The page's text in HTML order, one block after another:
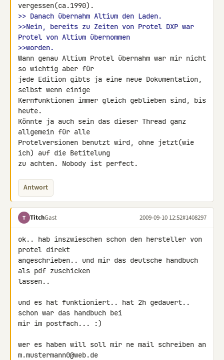
>> Danach übernahm Altium den Laden.
>>Nein, bereits zu Zeiten von Protel DXP war
Protel von Altium übernommen
>>worden.
Wann genau Altium Protel übernahm war mir nicht
so wichtig aber für
jede Edition gibts ja eine neue Dokumentation,
selbst wenn einige
Kernfunktionen immer gleich geblieben sind, bis
heute.
Könnte ja auch sein das dieser Thread ganz
allgemein für alle
Protelversionen benutzt wird, ohne jetzt(wie
ich) auf die Betitelung
zu achten. Nobody ist perfect.
Antwort
T TitchGast 2009-09-10 12:52#1408297
ok.. hab inszwieschen schon den hersteller von
protel direkt
angeschrieben.. und mir das deutsche handbuch
als pdf zuschicken
lassen..
und es hat funktioniert.. hat 2h gedauert..
schon war das handbuch bei
mir im postfach... :)
wer es haben will soll mir ne mail schreiben an
m.mustermann0@web.de